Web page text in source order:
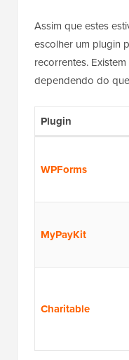
Assim que estes
escolher um plugin
recorrentes.
dependendo do
Plugin
WPForms
MyPayKit
Charitable